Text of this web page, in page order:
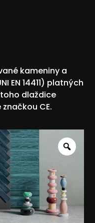
kameniny a
EN 14411) platných
dlaždice
CE.
Zoom